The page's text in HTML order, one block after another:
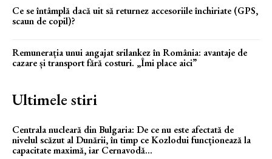
Ce se întâmplă dacă uit să returnez accesoriile închiriate (GPS,
scaun de copil)?
Remunerația unui angajat srilankez în România: avantaje de
cazare și transport fără costuri. „Îmi place aici”
Ultimele stiri
Centrala nucleară din Bulgaria: De ce nu este afectată de
nivelul scăzut al Dunării, în timp ce Kozlodui funcționează la
capacitate maximă, iar Cernavodă...